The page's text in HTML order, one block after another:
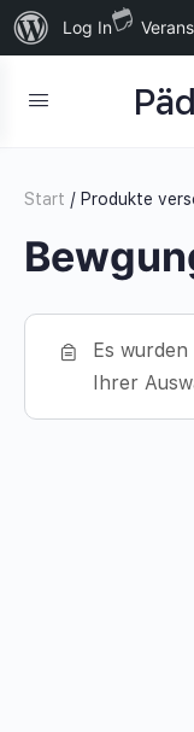
Über
WordPress
Log In
Start / Produkte
Es
Ihrer